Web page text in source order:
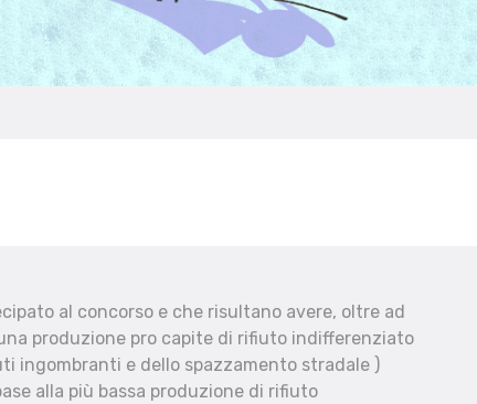
al concorso e che risultano avere, oltre ad
produzione pro capite di rifiuto indifferenziato
ingombranti e dello spazzamento stradale )
alla più bassa produzione di rifiuto